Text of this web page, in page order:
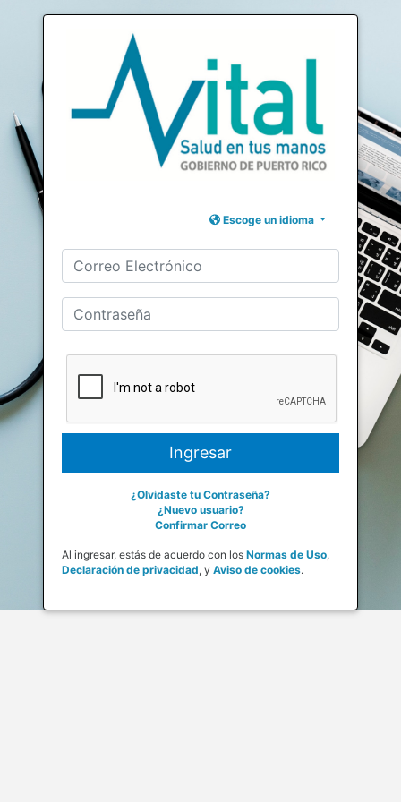
Escoge un idioma
¿Olvidaste tu Contraseña?
¿Nuevo usuario?
Confirmar Correo
Al ingresar, estás de acuerdo con los Normas de Uso,
Declaración de privacidad, y Aviso de cookies.